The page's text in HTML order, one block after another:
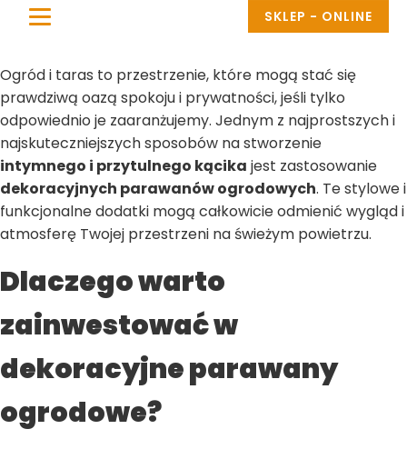
SKLEP - ONLINE
Ogród i taras to przestrzenie, które mogą stać się
prawdziwą oazą spokoju i prywatności, jeśli tylko
odpowiednio je zaaranżujemy. Jednym z najprostszych i
najskuteczniejszych sposobów na stworzenie
intymnego i przytulnego kącika jest zastosowanie
dekoracyjnych parawanów ogrodowych. Te stylowe i
funkcjonalne dodatki mogą całkowicie odmienić wygląd i
atmosferę Twojej przestrzeni na świeżym powietrzu.
Dlaczego warto
zainwestować w
dekoracyjne parawany
ogrodowe?